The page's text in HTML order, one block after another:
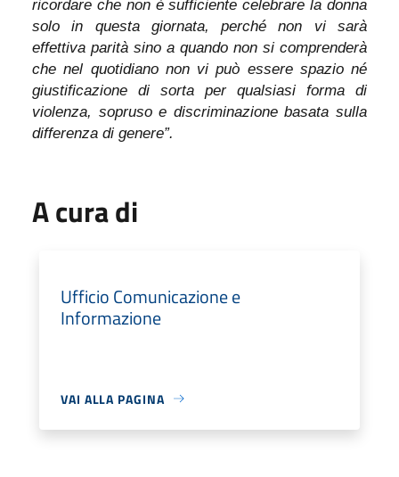
ricordare che non è sufficiente celebrare la donna
solo in questa giornata, perché non vi sarà
effettiva parità sino a quando non si comprenderà
che nel quotidiano non vi può essere spazio né
giustificazione di sorta per qualsiasi forma di
violenza, sopruso e discriminazione basata sulla
differenza di genere”.
A cura di
Ufficio Comunicazione e
Informazione
VAI ALLA PAGINA